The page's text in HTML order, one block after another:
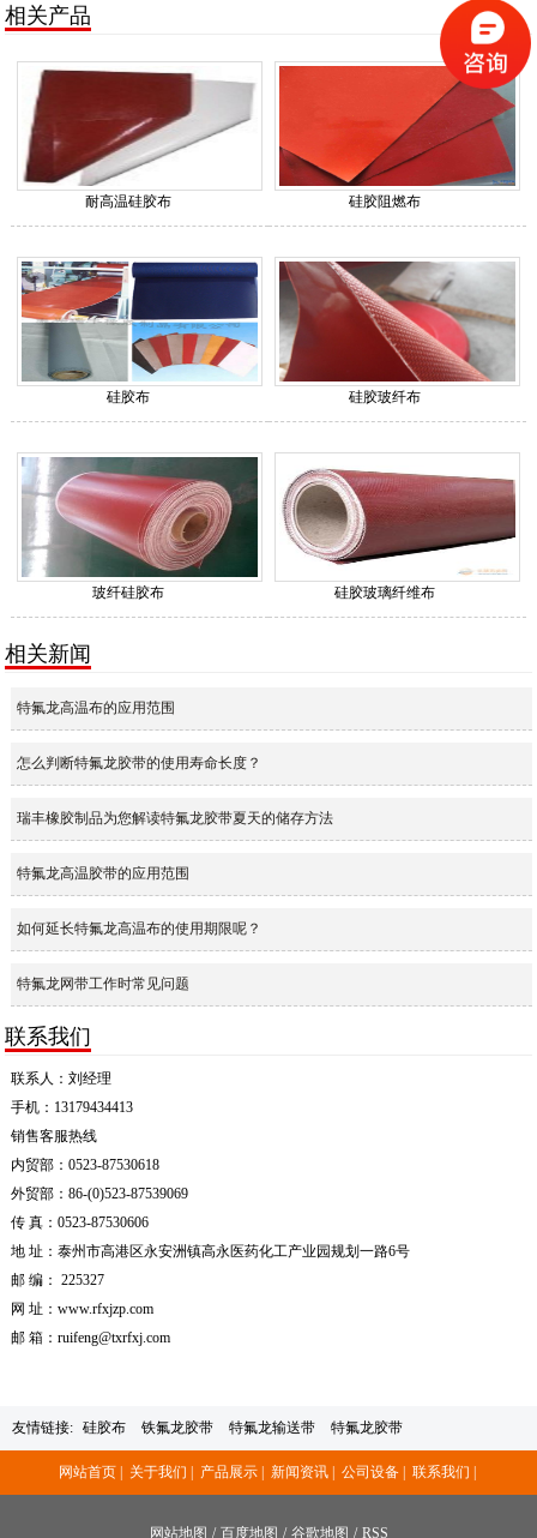
相关产品
耐高温硅胶布 硅胶阻燃布
硅胶布 硅胶玻纤布
玻纤硅胶布 硅胶玻璃纤维布
相关新闻
特氟龙高温布的应用范围
怎么判断特氟龙胶带的使用寿命长度？
瑞丰橡胶制品为您解读特氟龙胶带夏天的储存方法
特氟龙高温胶带的应用范围
如何延长特氟龙高温布的使用期限呢？
特氟龙网带工作时常见问题
联系我们
联系人：刘经理
手机：13179434413
销售客服热线
内贸部：0523-87530618
外贸部：86-(0)523-87539069
传 真：0523-87530606
地 址：泰州市高港区永安洲镇高永医药化工产业园规划一路6号
邮 编： 225327
网 址：www.rfxjzp.com
邮 箱：ruifeng@txrfxj.com
友情链接: 硅胶布 铁氟龙胶带 特氟龙输送带 特氟龙胶带
网站首页 | 关于我们 | 产品展示 | 新闻资讯 | 公司设备 | 联系我们 |
网站地图 / 百度地图 / 谷歌地图 / RSS